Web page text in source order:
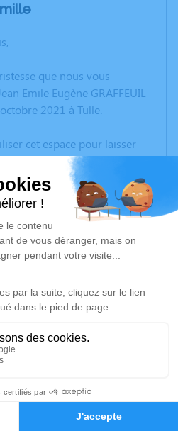
Hommages
que nous vous
Emile Eugène GRAFFEUIL
2021 à Tulle.
cet espace pour laisser
des photos souvenirs, une
pensées à travers des
endroit est un lieu
la mémoire de Jean Emile
hommage est
Je rends hommage
sur-Dordogne
Dordogne